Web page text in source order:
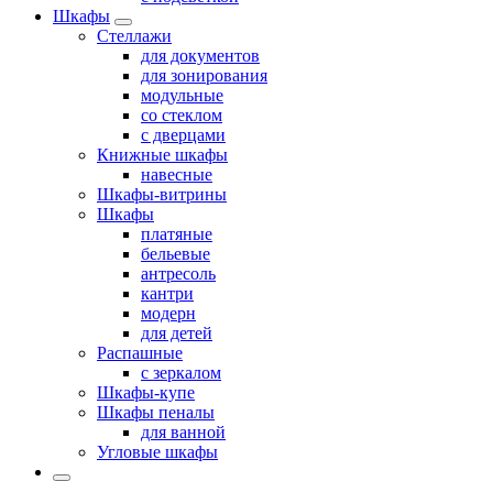
Шкафы
Стеллажи
для документов
для зонирования
модульные
со стеклом
с дверцами
Книжные шкафы
навесные
Шкафы-витрины
Шкафы
платяные
бельевые
антресоль
кантри
модерн
для детей
Распашные
с зеркалом
Шкафы-купе
Шкафы пеналы
для ванной
Угловые шкафы